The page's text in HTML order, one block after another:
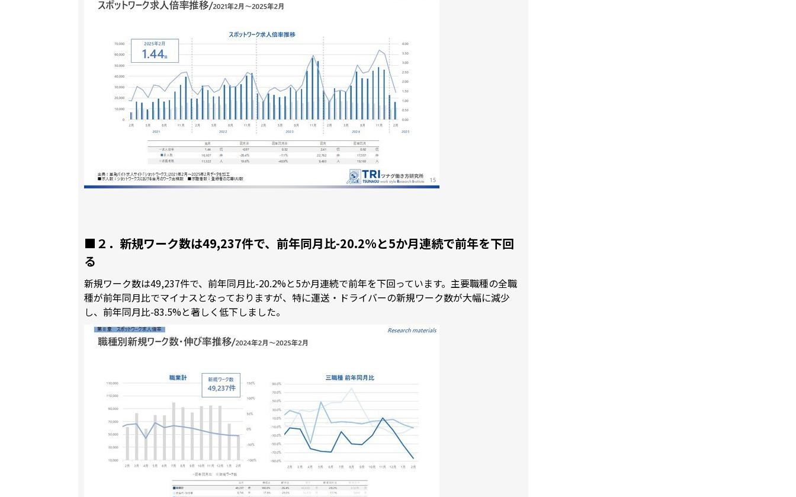
■２．新規ワーク数は49,237件で、前年同月比-20.2%と5か月連続で前年を下回
る
新規ワーク数は49,237件で、前年同月比-20.2%と5か月連続で前年を下回っています。主要職種の全職
種が前年同月比でマイナスとなっておりますが、特に運送・ドライバーの新規ワーク数が大幅に減少
し、前年同月比-83.5%と著しく低下しました。